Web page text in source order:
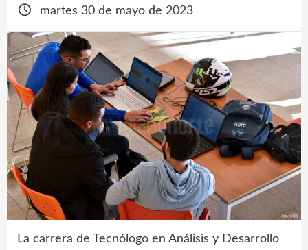
martes 30 de mayo de 2023
La carrera de Tecnólogo en Análisis y Desarrollo